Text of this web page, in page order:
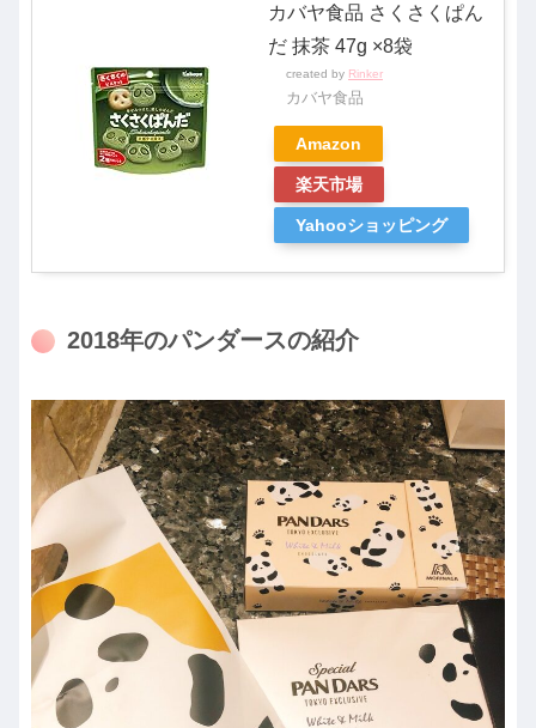
カバヤ食品 さくさくぱん
だ 抹茶 47g ×8袋
created by Rinker
カバヤ食品
Amazon
楽天市場
Yahooショッピング
2018年のパンダースの紹介